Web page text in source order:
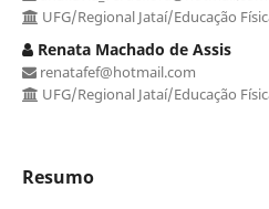
UFG/Regional Jataí/Educação
Renata Machado de Assis
renatafef@hotmail.com
UFG/Regional Jataí/Educação
Resumo